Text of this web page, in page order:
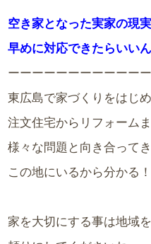
空き家となった実家の現実
早めに対応できたらいい
ーーーーーーーーーーー
東広島で家づくりをはじ
注文住宅からリフォーム
様々な問題と向き合って
この地にいるから分かる！
家を大切にする事は地域